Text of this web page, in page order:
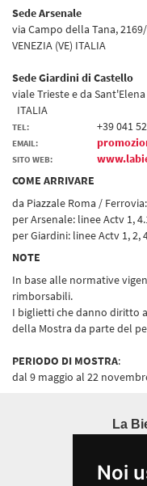
Noi
Sede Arsenale
via Campo della Tana,
VENEZIA (VE) ITALIA
Sede Giardini di Castello
viale Trieste e da Sant'Elena
ITALIA
TEL: +39 041
EMAIL:
SITO WEB:
COME ARRIVARE
da Piazzale Roma / Ferrovia:
per Arsenale: linee Actv 1,
per Giardini: linee Actv 1, 2,
NOTE
In base alle normative
rimborsabili.
I biglietti che danno diritto
della Mostra da parte del
PERIODO DI MOSTRA:
dal 9 maggio al 22
La